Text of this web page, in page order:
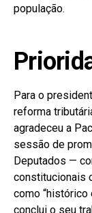
população.
Para o
reforma
agradeceu a
sessão de
Deputados —
constitucionais
como
conclui o seu